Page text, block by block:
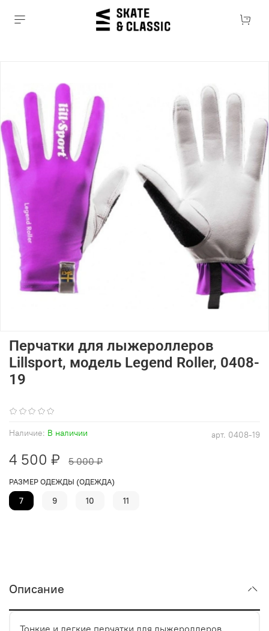
арт. 0408-19
Наличие: В наличии
Перчатки для лыжероллеров
Lillsport, модель Legend Roller, 0408-
19
4 500 ₽ 5 000 ₽
РАЗМЕР ОДЕЖДЫ (ОДЕЖДА)
7 9 10 11
Описание